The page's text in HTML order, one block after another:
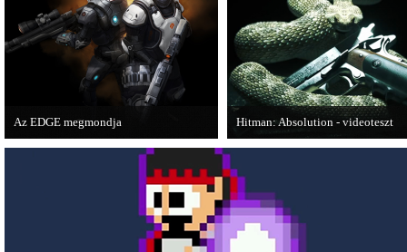
mutatja meg magát.
Az EDGE megmondja
Az egyik leghíresebb játékmagazin, az
EDGE is elmondja, hogy szerinte
melyek voltak idén a legjobb játékok.
Hitman: Absolution - videoteszt
a legújabb Hitmant.